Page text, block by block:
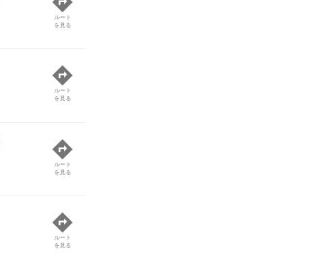
ルート
を見る
ルート
を見る
ルート
を見る
ルート
を見る